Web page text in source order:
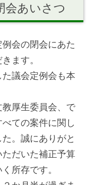
あいさつ
会の閉会にあた
ます。
議会定例会も本
厚生委員会、で
ての案件に関し
。誠にありがと
だいた補正予算
所存です。